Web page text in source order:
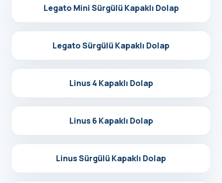
Detayları Gör
Legato Mini Sürgülü Kapaklı Dolap
Detayları Gör
Legato Sürgülü Kapaklı Dolap
Detayları Gör
Linus 4 Kapaklı Dolap
Detayları Gör
Linus 6 Kapaklı Dolap
Detayları Gör
Linus Sürgülü Kapaklı Dolap